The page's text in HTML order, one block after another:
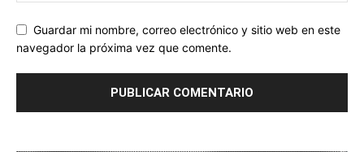
Guardar mi nombre, correo electrónico y sitio web en este
navegador la próxima vez que comente.